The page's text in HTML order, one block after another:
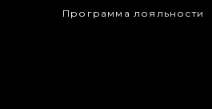
Программа лояльности